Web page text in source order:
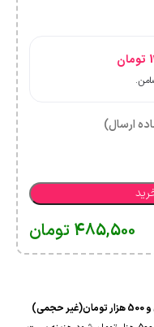
تومان
ارسال)
485,500 تومان